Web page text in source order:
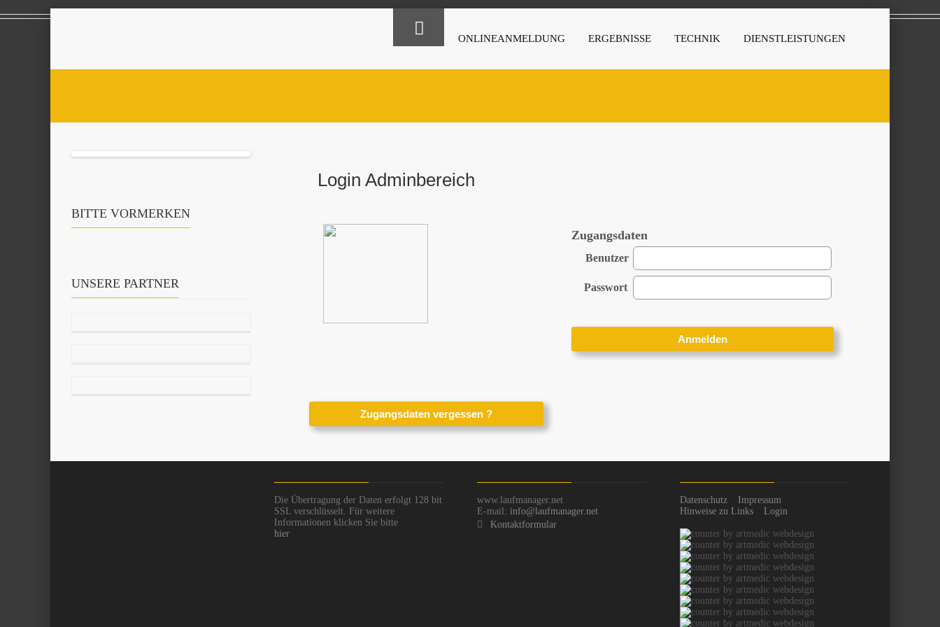
ONLINEANMELDUNG ERGEBNISSE TECHNIK DIENSTLEISTUNGEN
BITTE VORMERKEN
UNSERE PARTNER
Login Adminbereich
Zugangsdaten
Benutzer
Passwort
Die Übertragung der Daten erfolgt 128 bit
SSL verschlüsselt. Für weitere
Informationen klicken Sie bitte
hier
www.laufmanager.net
E-mail: info@laufmanager.net
Kontaktformular
Datenschutz
Impressum
Hinweise zu Links
Login